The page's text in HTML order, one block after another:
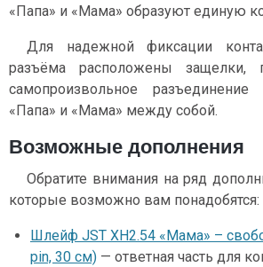
«Папа» и «Мама» образуют единую
Для надежной фиксации
разъёма расположены защелки,
самопроизвольное разъединение
«Папа» и «Мама» между собой.
Возможные дополнения
Обратите внимания на ряд
которые возможно вам понадобятся:
Шлейф JST XH2.54 «Мама» –
pin, 30 см) — ответная часть для